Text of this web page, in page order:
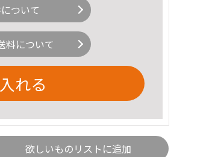
ついて
料について
れる
欲しいものリストに追加